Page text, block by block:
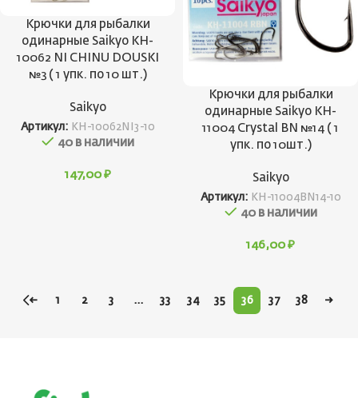
Крючки для рыбалки
одинарные Saikyo KH-
10062 NI CHINU DOUSKI
№3 ( 1 упк. по 10 шт.)
Saikyo
Артикул: KH-10062NI3-10
40 в наличии
147,00 ₽
Крючки для рыбалки
одинарные Saikyo KH-
11004 Crystal BN №14 ( 1
упк. по 10шт.)
Saikyo
Артикул: KH-11004BN14-10
40 в наличии
146,00 ₽
← 1 2 3 … 33 34 35 36 37 38 →